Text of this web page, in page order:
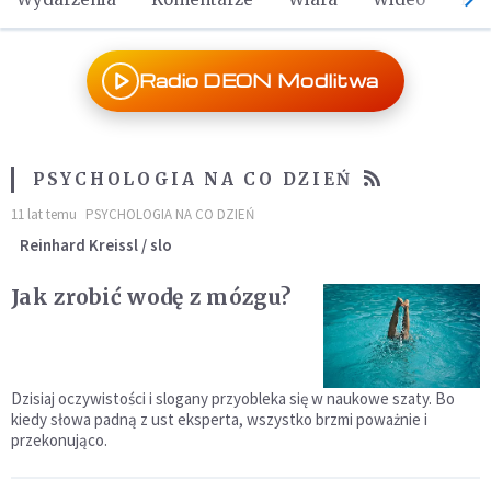
Radio DEON Modlitwa
PSYCHOLOGIA NA CO DZIEŃ
11 lat temu PSYCHOLOGIA NA CO DZIEŃ
Reinhard Kreissl / slo
Jak zrobić wodę z mózgu?
Dzisiaj oczywistości i slogany przyobleka się w naukowe szaty. Bo
kiedy słowa padną z ust eksperta, wszystko brzmi poważnie i
przekonująco.